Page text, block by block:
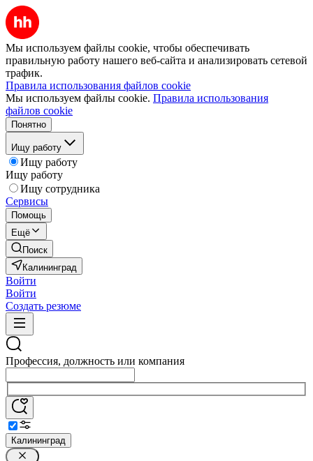
Мы используем файлы cookie, чтобы обеспечивать
правильную работу нашего веб-сайта и анализировать сетевой
трафик.
Правила использования файлов cookie
Мы используем файлы cookie. Правила использования
файлов cookie
Понятно
Ищу работу
Ищу работу
Ищу работу
Ищу сотрудника
Сервисы
Помощь
Ещё
Поиск
Калининград
Войти
Войти
Создать резюме
Профессия, должность или компания
Калининград